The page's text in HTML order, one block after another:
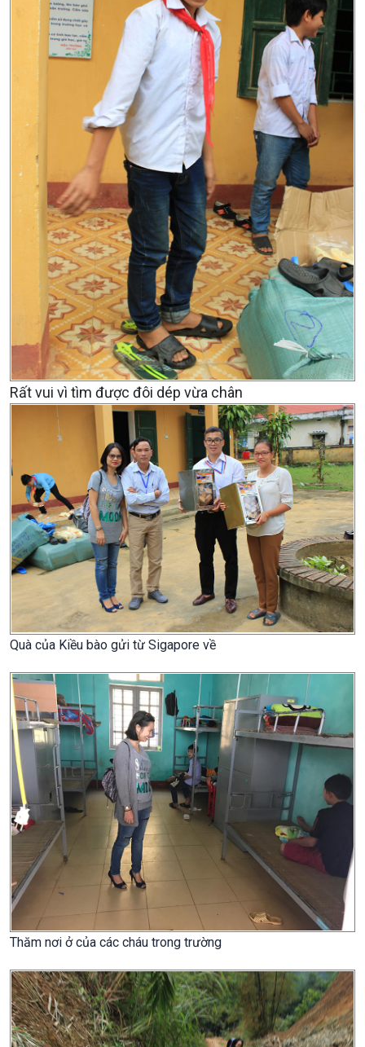
Rất vui vì tìm được đôi dép vừa chân
Quà của Kiều bào gửi từ Sigapore về
Thăm nơi ở của các cháu trong trường